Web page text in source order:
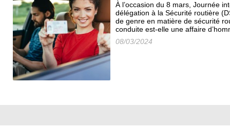
À l’occasion du 8 mars, Journée
délégation à la Sécurité routière
de genre en matière de sécurité
conduite est-elle une affaire
08/03/2024